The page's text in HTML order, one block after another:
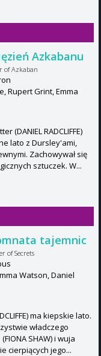
Azkabanu
of Azkaban
Rupert Grint, Emma
(DANIEL RADCLIFFE)
lato z Dursley'ami,
Zachowywał się
sztuczek. W...
tajemnic
of Secrets
Watson, Daniel
ma kiepskie lato.
władczego
SHAW) i wuja
cierpiących jego...